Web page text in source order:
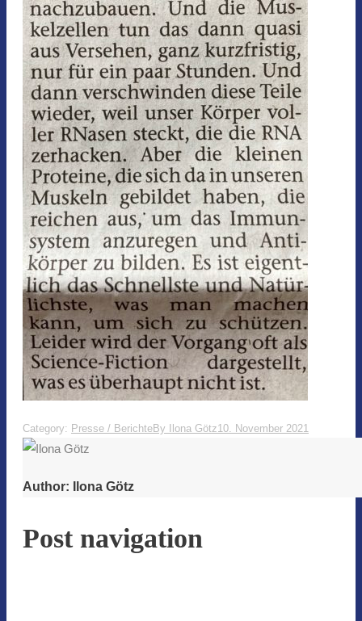
Category: Presse / BerichteBy Ilona Götz10. November 2021
Author: Ilona Götz
Post navigation